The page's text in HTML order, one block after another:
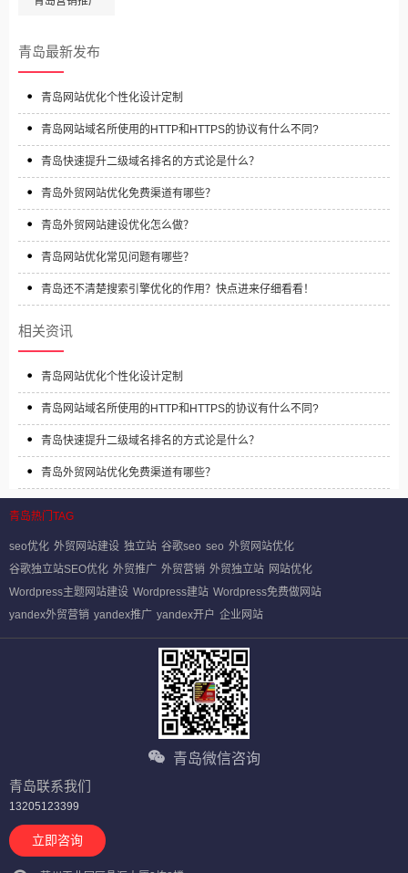
青岛最新发布
青岛网站优化个性化设计定制
青岛网站域名所使用的HTTP和HTTPS的协议有什么不同?
青岛快速提升二级域名排名的方式论是什么？
青岛外贸网站优化免费渠道有哪些？
青岛外贸网站建设优化怎么做？
青岛网站优化常见问题有哪些？
青岛还不清楚搜索引擎优化的作用？快点进来仔细看看！
相关资讯
青岛网站优化个性化设计定制
青岛网站域名所使用的HTTP和HTTPS的协议有什么不同?
青岛快速提升二级域名排名的方式论是什么？
青岛外贸网站优化免费渠道有哪些？
青岛热门TAG
seo优化 外贸网站建设 独立站 谷歌seo seo 外贸网站优化
谷歌独立站SEO优化 外贸推广 外贸营销 外贸独立站 网站优化
Wordpress主题网站建设 Wordpress建站 Wordpress免费做网站
yandex外贸营销 yandex推广 yandex开户 企业网站
青岛微信咨询
青岛联系我们
13205123399
立即咨询